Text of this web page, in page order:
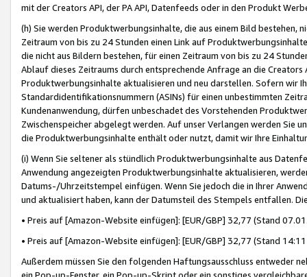
mit der Creators API, der PA API, Datenfeeds oder in den Produkt
(h) Sie werden Produktwerbungsinhalte, die aus einem Bild bestehen,
Zeitraum von bis zu 24 Stunden einen Link auf
die nicht aus Bildern bestehen, für einen Zeitraum von bis zu 24
Ablauf dieses Zeitraums durch entsprechende Anfrage an die
Produktwerbungsinhalte aktualisieren und neu darstellen. Sofern wir
Standardidentifikationsnummern (ASINs) für einen unbestimmten
Kundenanwendung, dürfen unbeschadet des Vorstehenden
Zwischenspeicher abgelegt werden. Auf unser Verlangen werden Sie
die Produktwerbungsinhalte enthält oder nutzt, damit wir Ihre
(i) Wenn Sie seltener als stündlich Produktwerbungsinhalte aus
Anwendung angezeigten Produktwerbungsinhalte aktualisieren,
Datums-/Uhrzeitstempel einfügen. Wenn Sie jedoch die in Ihrer
und aktualisiert haben, kann der Datumsteil des Stempels entfallen.
• Preis auf [Amazon-Website einfügen]: [EUR/GBP] 32,77 (Stand
• Preis auf [Amazon-Website einfügen]: [EUR/GBP] 32,77 (Stand
Außerdem müssen Sie den folgenden Haftungsausschluss entweder
ein Pop-up-Fenster, ein Pop-up-Skript oder ein sonstiges